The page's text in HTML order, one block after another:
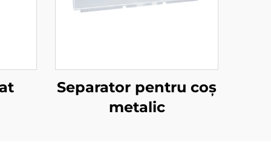
Separator pentru coș
metalic